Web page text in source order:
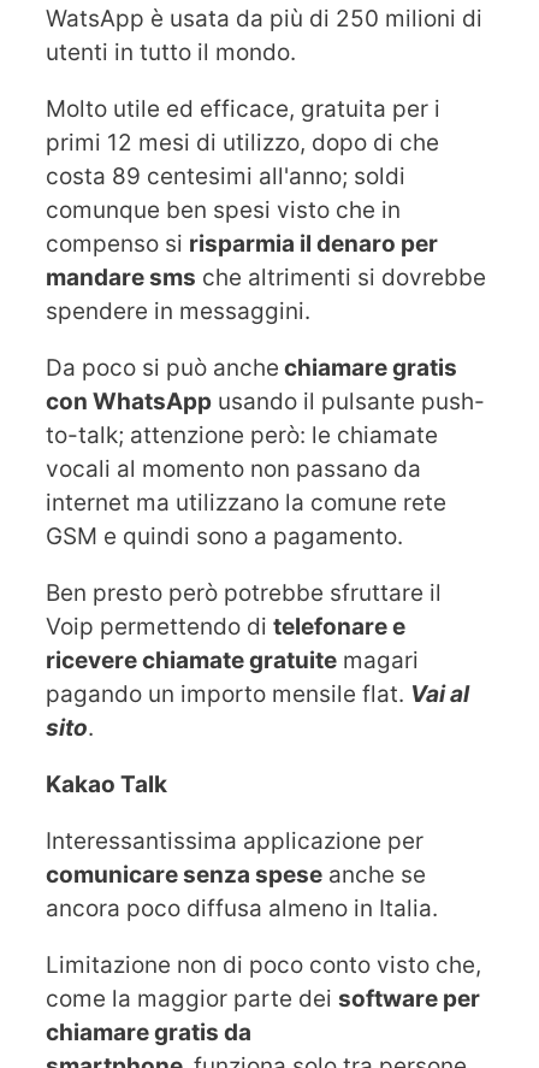
WatsApp è usata da più di 250 milioni di
utenti in tutto il mondo.
Molto utile ed efficace, gratuita per i
primi 12 mesi di utilizzo, dopo di che
costa 89 centesimi all'anno; soldi
comunque ben spesi visto che in
compenso si risparmia il denaro per
mandare sms che altrimenti si dovrebbe
spendere in messaggini.
Da poco si può anche chiamare gratis
con WhatsApp usando il pulsante push-
to-talk; attenzione però: le chiamate
vocali al momento non passano da
internet ma utilizzano la comune rete
GSM e quindi sono a pagamento.
Ben presto però potrebbe sfruttare il
Voip permettendo di telefonare e
ricevere chiamate gratuite magari
pagando un importo mensile flat. Vai al
sito.
Kakao Talk
Interessantissima applicazione per
comunicare senza spese anche se
ancora poco diffusa almeno in Italia.
Limitazione non di poco conto visto che,
come la maggior parte dei software per
chiamare gratis da